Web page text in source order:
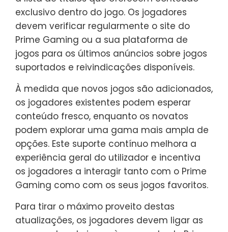
exclusivo dentro do jogo. Os jogadores
devem verificar regularmente o site do
Prime Gaming ou a sua plataforma de
jogos para os últimos anúncios sobre jogos
suportados e reivindicações disponíveis.
À medida que novos jogos são adicionados,
os jogadores existentes podem esperar
conteúdo fresco, enquanto os novatos
podem explorar uma gama mais ampla de
opções. Este suporte contínuo melhora a
experiência geral do utilizador e incentiva
os jogadores a interagir tanto com o Prime
Gaming como com os seus jogos favoritos.
Para tirar o máximo proveito destas
atualizações, os jogadores devem ligar as